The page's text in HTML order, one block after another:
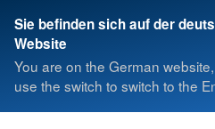
Sie befinden sich auf der
Website
You are on the German
use the switch to switch to the